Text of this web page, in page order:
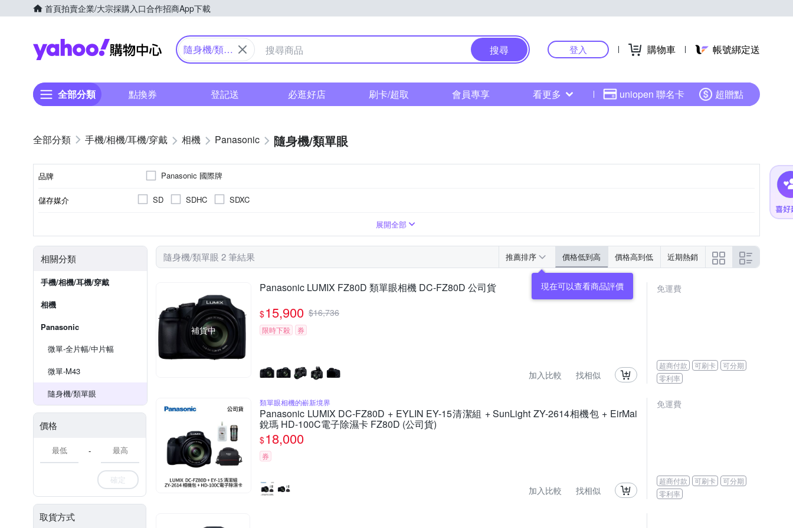
首頁拍賣企業/大宗採購入口合作招商App下載
Yahoo購物中心
隨身機/類單
搜尋 登入 購物車 帳號綁定送
全部分類 點換券 登記送 必逛好店 刷卡/超取 會員專享 看更多 uniopen 聯名卡 超贈點
手機/相機/耳機/穿戴 相機 Panasonic 隨身機/類單眼
品牌 Panasonic 國際牌
儲存媒介 SD SDHC SDXC
展開全部
相關分類
手機/相機/耳機/穿戴
相機
Panasonic
微單-全片幅/中片幅
微單-M43
隨身機/類單眼
價格
-
確定
取貨方式
隨身機/類單眼 2 筆結果 推薦排序 價格低到高 價格高到低 近期熱銷
現在可以查看商品評價
補貨中
Panasonic LUMIX FZ80D 類單眼相機 DC-FZ80D 公司貨
$15,900 $16,736
限時下殺 券
加入比較 找相似
免運費
超商付款 可刷卡
可分期
零利率
類單眼相機的嶄新境界
Panasonic LUMIX DC-FZ80D + EYLIN EY-15清潔組 + SunLight ZY-2614相機包 + EirMai
銳瑪 HD-100C電子除濕卡 FZ80D (公司貨)
$18,000
券
加入比較 找相似
免運費
超商付款 可刷卡
可分期
零利率